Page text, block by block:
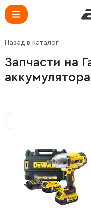
Запчасти на
аккумулятора
Назад в каталог